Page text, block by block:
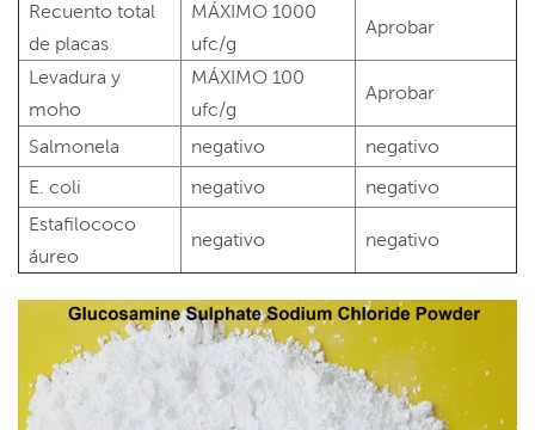
Recuento total
de placas
MÁXIMO 1000
ufc/g
Aprobar
Levadura y
moho
MÁXIMO 100
ufc/g
Aprobar
Salmonela negativo
negativo
E. coli
negativo
negativo
Estafilococo
áureo
negativo negativo